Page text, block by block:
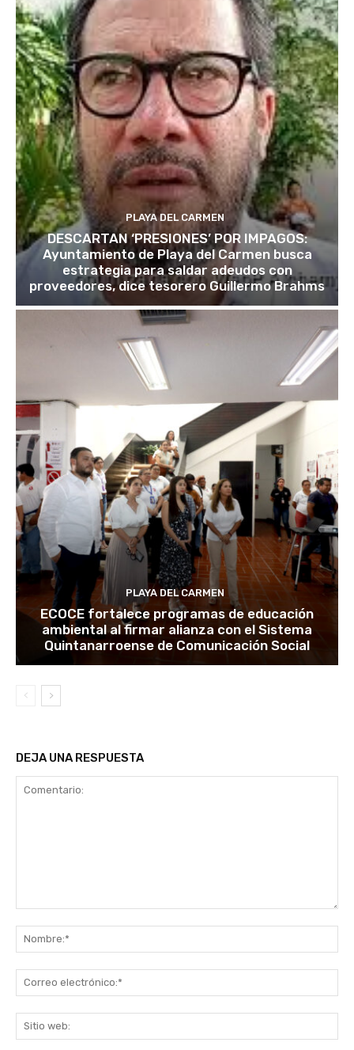
PLAYA DEL CARMEN
DESCARTAN ‘PRESIONES’ POR IMPAGOS:
Ayuntamiento de Playa del Carmen busca
estrategia para saldar adeudos con
proveedores, dice tesorero Guillermo Brahms
PLAYA DEL CARMEN
ECOCE fortalece programas de educación
ambiental al firmar alianza con el Sistema
Quintanarroense de Comunicación Social
DEJA UNA RESPUESTA